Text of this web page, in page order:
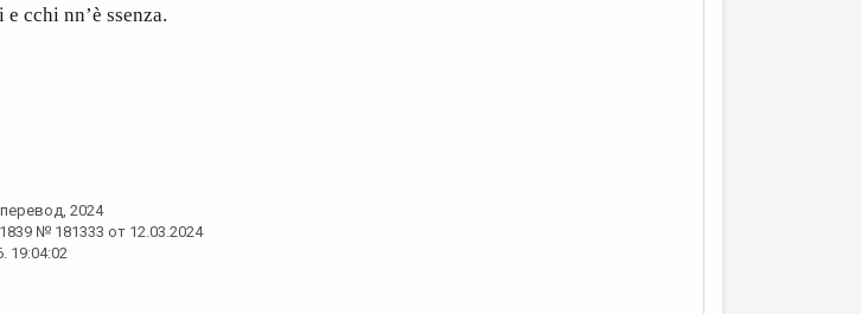
cchi nn’è ssenza.
2024
№ 181333 от 12.03.2024
19:04:02